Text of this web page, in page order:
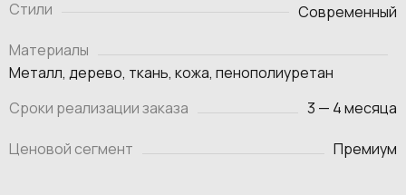
Стили
Современный
Материалы
Металл, дерево, ткань, кожа, пенополиуретан
Сроки реализации заказа
3 — 4 месяца
Ценовой сегмент Премиум